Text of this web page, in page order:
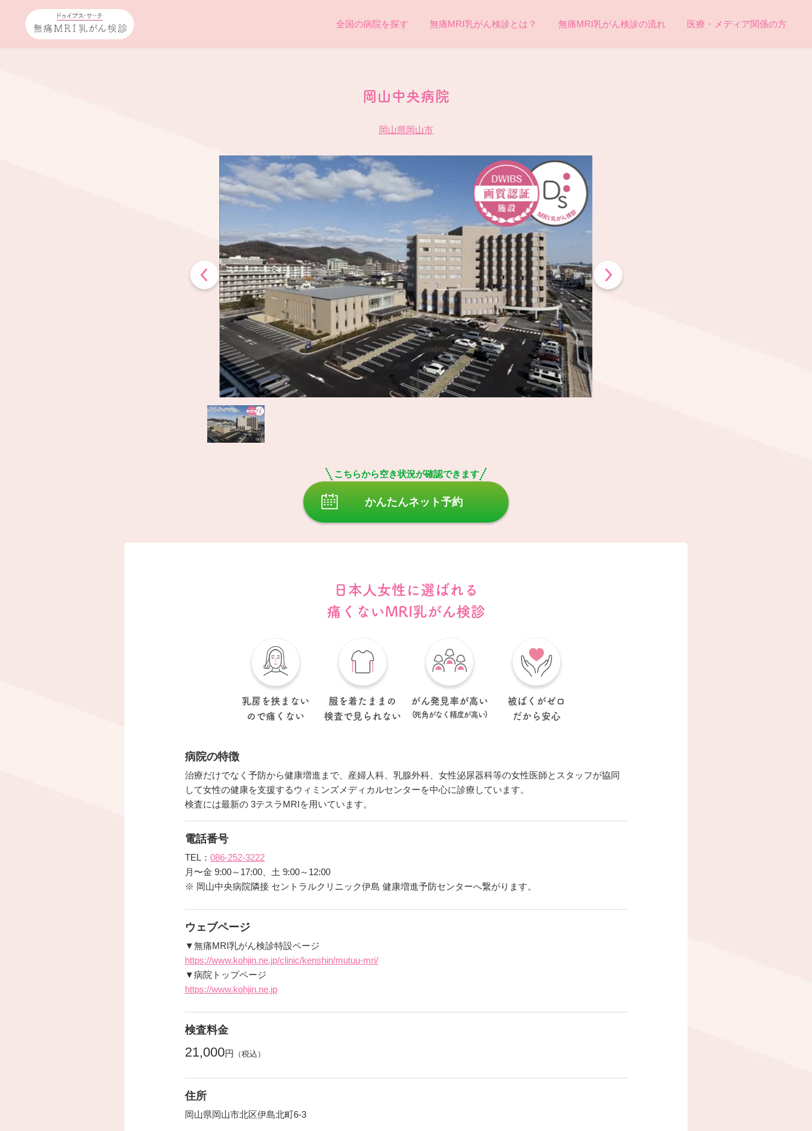
全国の病院を探す 無痛MRI乳がん検診とは？ 無痛MRI乳がん検診の流れ 医療・メディア関係の方
岡山中央病院
岡山県岡山市
こちらから空き状況が確認できます
かんたんネット予約
日本人女性に選ばれる
痛くないMRI乳がん検診
乳房を挟まない
ので痛くない
服を着たまま の
検査で見られない
がん発見率が高い
(死角がなく 精度が高い)
被ばくがゼロ
だから安心
病院の特徴
治療だけでなく予防から健康増進まで、産婦人科、乳腺外科、女性泌尿器科等の女性医師とスタッフが協同
して女性の健康を支援するウィミンズメディカルセンターを中心に診療しています。
検査には最新の 3テスラMRIを用いています。
電話番号
TEL： 086-252-3222
月〜金 9:00～17:00、土 9:00～12:00
※ 岡山中央病院隣接 セントラルクリニック伊島 健康増進予防センターへ繋がります。
ウェブページ
▼無痛MRI乳がん検診特設ページ
https://www.kohjin.ne.jp/clinic/kenshin/mutuu-mri/
▼病院トップページ
https://www.kohjin.ne.jp
検査料金
21,000円 （税込）
住所
岡山県岡山市北区伊島北町6-3